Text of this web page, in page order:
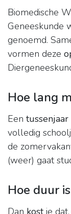
Biomedische
Geneeskunde
genoemd.
vormen deze
Hoe lang
Een tussenjaar
volledig
de
(weer) gaat
Hoe duur
Dan kost je